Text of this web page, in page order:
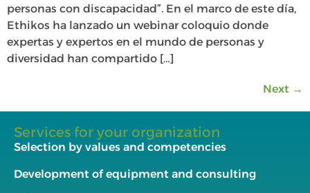
personas con discapacidad”. En el marco de este día,
Ethikos ha lanzado un webinar coloquio donde
expertas y expertos en el mundo de personas y
diversidad han compartido […]
Next →
Services for your organization
Selection by values and competencies
Development of equipment and consulting